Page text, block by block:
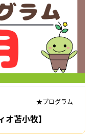
★プログラム
苫小牧】